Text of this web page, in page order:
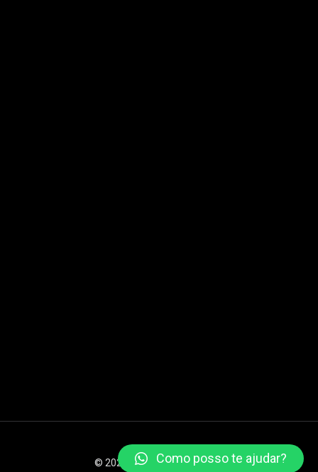
© 2026 XSTEAM Todos os direitos reservados
Como posso te ajudar?